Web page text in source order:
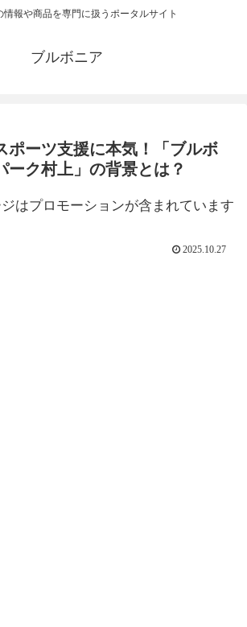
情報や商品を専門に扱うポータルサイト
ブルボニア
ポーツ支援に本気！「ブルボ
ーク村上」の背景とは？
はプロモーションが含まれています
2025.10.27